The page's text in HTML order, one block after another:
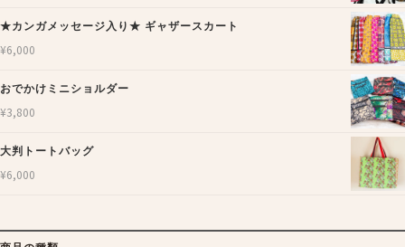
★カンガメッセージ入り★ ギャザースカート
¥6,000
おでかけミニショルダー
¥3,800
大判トートバッグ
¥6,000